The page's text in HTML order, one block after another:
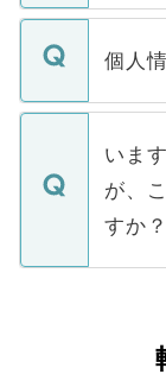
ません
■応募
関を公
に、医
みを人
ていま
転職・
ん。ま
定を承
の辞退
ますの
個人
個人情
で、ご
などで
ご本人
支援を
ている
は、個
いま
が、
すか？
かがい
経験を